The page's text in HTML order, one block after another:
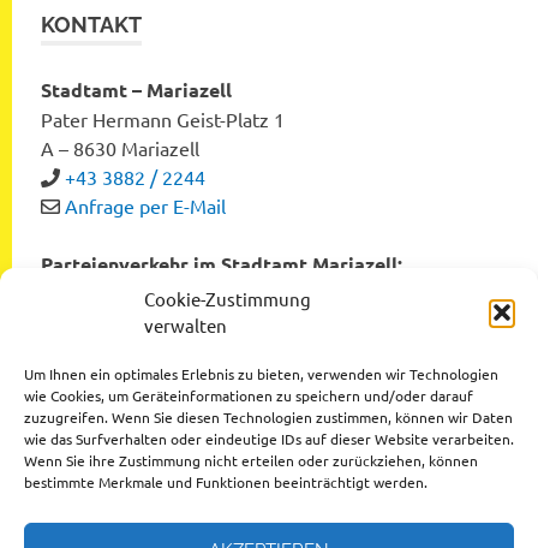
Cookie-Zustimmung
verwalten
Um Ihnen ein optimales Erlebnis zu bieten, verwenden wir Technologien
wie Cookies, um Geräteinformationen zu speichern und/oder darauf
zuzugreifen. Wenn Sie diesen Technologien zustimmen, können wir Daten
wie das Surfverhalten oder eindeutige IDs auf dieser Website verarbeiten.
Wenn Sie ihre Zustimmung nicht erteilen oder zurückziehen, können
bestimmte Merkmale und Funktionen beeinträchtigt werden.
KONTAKT
Stadtamt – Mariazell
Pater Hermann Geist-Platz 1
A – 8630 Mariazell
+43 3882 / 2244
Anfrage per E-Mail
Parteienverkehr im Stadtamt Mariazell:
Montag bis Freitag von 8:00 bis 12:00 Uhr
Dienstag und Donnerstag von 12:00 bis 16:00 Uhr
Datenschutzerklärung
Impressum